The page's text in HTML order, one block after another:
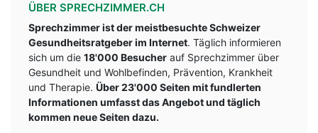
ÜBER SPRECHZIMMER.CH
Sprechzimmer ist der meistbesuchte Schweizer
Gesundheitsratgeber im Internet. Täglich informieren
sich um die 18'000 Besucher auf Sprechzimmer über
Gesundheit und Wohlbefinden, Prävention, Krankheit
und Therapie. Über 23'000 Seiten mit fundlerten
Informationen umfasst das Angebot und täglich
kommen neue Seiten dazu.